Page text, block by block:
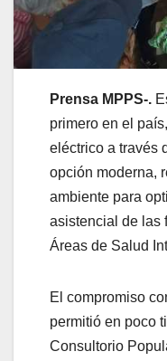
Prensa MPPS-.
primero en el
eléctrico a través
opción moderna,
ambiente para
asistencial de las
Áreas de Salud
El compromiso
permitió en poco
Consultorio